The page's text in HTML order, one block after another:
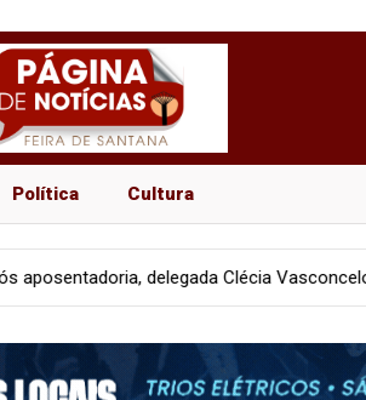
Política Cultura
Clécia Vasconcelos encerra ciclo na